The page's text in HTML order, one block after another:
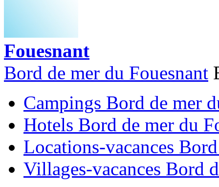
Fouesnant
Bord de mer du Fouesnant
Campings Bord de mer
Hotels Bord de mer du
Locations-vacances
Villages-vacances Bord